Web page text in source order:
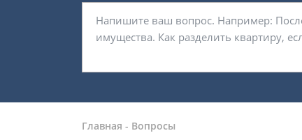
Главная - Вопросы